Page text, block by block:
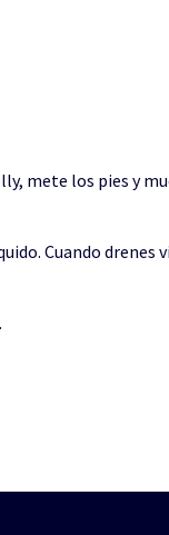
mete los pies y
Cuando drenes